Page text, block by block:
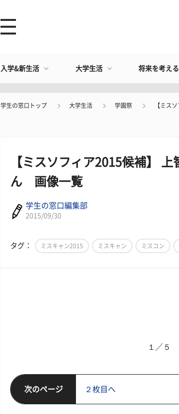
入学&新生活 大学生活 将来を考える
学生の窓口トップ 大学生活 学園祭 【ミス
【ミスソフィア2015候補】
ん 画像一覧
学生の窓口編集部
2015/09/30
タグ： ミスキャン2015 ミスキャン ミスコン
１／５
次のページ ２枚目へ